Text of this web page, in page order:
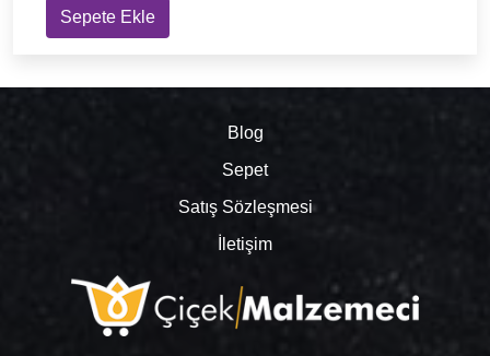
Sepete Ekle
Blog
Sepet
Satış Sözleşmesi
İletişim